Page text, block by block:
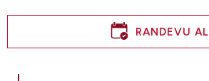
RANDEVU AL